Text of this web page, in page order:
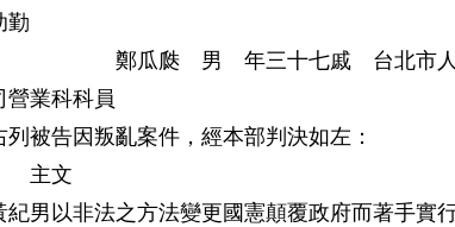
勤
鄭瓜瓞 男 年三十七戚 台北市人 住
營業科科員
列被告因叛亂案件，經本部判決如左：
主文
紀男以非法之方法變更國憲顛覆政府而著手實